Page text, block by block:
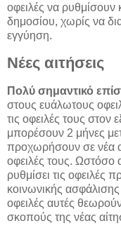
οφειλές να ρυθμίσουν
δημοσίου, χωρίς να
εγγύηση.
Νέες αιτήσεις
Πολύ σημαντικό
στους ευάλωτους
τις οφειλές τους στον
μπορέσουν 2 μήνες
προχωρήσουν σε νέα
οφειλές τους. Ωστόσο
ρυθμίσει τις οφειλές
κοινωνικής
οφειλές αυτές
σκοπούς της νέας